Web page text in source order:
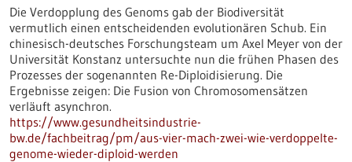
Die Verdopplung des Genoms gab der Biodiversität
vermutlich einen entscheidenden evolutionären Schub. Ein
chinesisch-deutsches Forschungsteam um Axel Meyer von der
Universität Konstanz untersuchte nun die frühen Phasen des
Prozesses der sogenannten Re-Diploidisierung. Die
Ergebnisse zeigen: Die Fusion von Chromosomensätzen
verläuft asynchron.
https://www.gesundheitsindustrie-
bw.de/fachbeitrag/pm/aus-vier-mach-zwei-wie-verdoppelte-
genome-wieder-diploid-werden